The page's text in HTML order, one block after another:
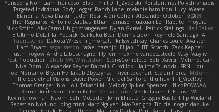
Yunseong Noh Liam Trancoso Blob Phill D T_Zydelski Konstantinos Polychroniadis
Targeted Individual Body Logger Randy Lane melanie hamilton Lucy Weasel
Elanor la Vova Diakur Jaden Rosi Alon Cohen Alexander October 文謙 許
Thor Ragnaros Antoine Daubas Ethan Tomaso huaxuan Lei Raptite mogura
Nick Smith AMcCarroll high strangeness Dylan Gorrell Patrick Stallings Neil Baker
ElUltimo DeLaFila Yousick Sankaku Bear Dennis Libon Reymeld Santiago AJ
FacinusChip
Dakota Wreski n_morcatti killswitchkay Charles Louie Avaister
Liam Bryant sagar sasson rafael naranjo Elijah ELITE Scratch
Zack Kepner
Justin Rogow Andre Labuschagne lily ren maxime vandecasteele Vasyl Vasyliv
Post Production
Zbob VW Winterstein StorysComplete Bob Xavier Mehmet Can
Nika Domi Alexander Rayner-Barcelli C xd Idk Hajime Tsunoda
FRNL Lou
Joel Montano Bryan Hy Jakub Zbyszynski River Lockhart Stefan Florea MStorm
The Society of Visions David Power Michael Santoro thu huynh I_ViceRoy
Thomas Granger bloli loli Takashi M. Melody Spiker Spencer_
NicoPOWAAA
Kornel Anderson
Dixon Keller Keenan Rush Venkataram LLB
Josh W.
Kevin Showman Naomi Soh McCoder John Elliotte Gregory Basile Filip Wieland
Sebastian Norlund
blog cruvi Marc Nguyen MaxDezignz Tic_cle nogutidaisuke